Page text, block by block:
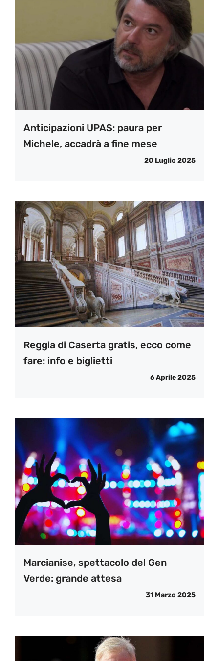
Anticipazioni UPAS: paura per
Michele, accadrà a fine mese
20 Luglio 2025
Reggia di Caserta gratis, ecco come
fare: info e biglietti
6 Aprile 2025
Marcianise, spettacolo del Gen
Verde: grande attesa
31 Marzo 2025